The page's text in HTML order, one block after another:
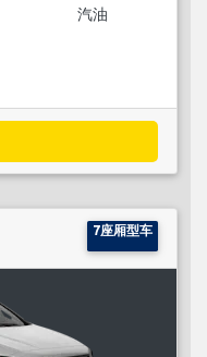
汽油
7座厢型车